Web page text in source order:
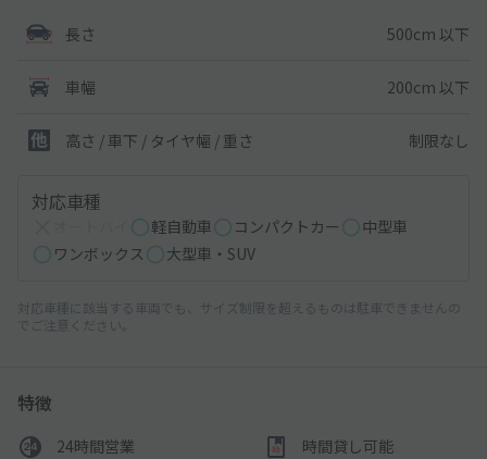
長さ 500cm 以下
車幅 200cm 以下
高さ / 車下 / タイヤ幅 / 重さ 制限なし
対応車種
軽自動車 コンパクトカー
中型車
ワンボックス
大型車・SUV
対応車種に該当する車両でも、サイズ制限を超えるものは駐車できませんの
でご注意ください。
特徴
24時間営業 時間貸し可能